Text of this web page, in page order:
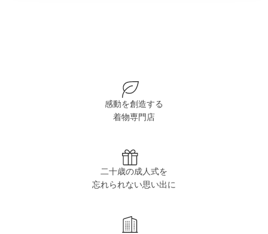
感動を創造する
着物専門店
二十歳の成人式を
忘れられない思い出に